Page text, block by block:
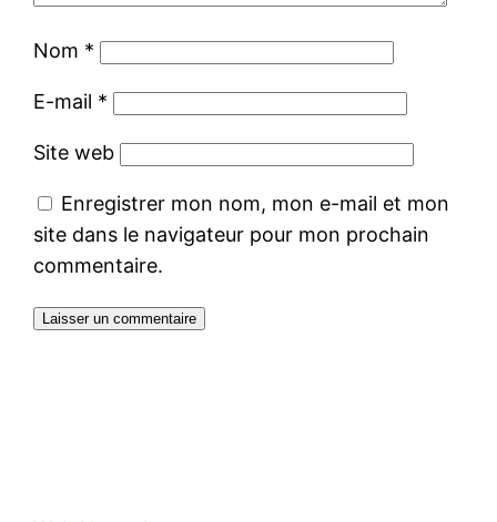
Nom *
E-mail *
Site web
Enregistrer mon nom, mon e-mail et mon
site dans le navigateur pour mon prochain
commentaire.